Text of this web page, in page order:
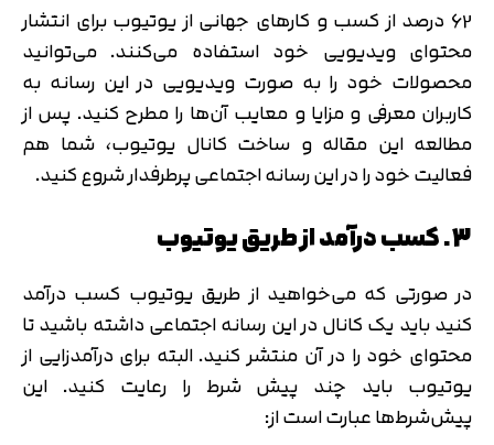
62 درصد از کسب و کارهای جهانی از یوتیوب برای انتشار
محتوای ویدیویی خود استفاده می‌کنند. می‌توانید
محصولات خود را به صورت ویدیویی در این رسانه به
کاربران معرفی و مزایا و معایب آن‌ها را مطرح کنید. پس از
مطالعه این مقاله و ساخت کانال یوتیوب، شما هم
فعالیت خود را در این رسانه اجتماعی پرطرفدار شروع کنید.
3. کسب درآمد از طریق یوتیوب
در صورتی که می‌خواهید از طریق یوتیوب کسب درآمد
کنید باید یک کانال در این رسانه اجتماعی داشته باشید تا
محتوای خود را در آن منتشر کنید. البته برای درآمدزایی از
یوتیوب باید چند پیش شرط را رعایت کنید. این
پیش‌شرط‌ها عبارت است از: